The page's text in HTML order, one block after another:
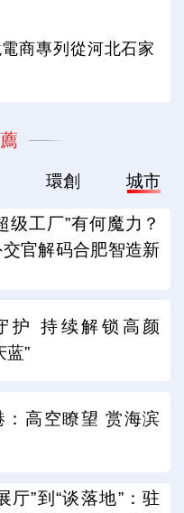
商專列從河北石家
環創 城市
级工厂”有何魔力？
官解码合肥智造新
护 持续解锁高颜
蓝”
：高空瞭望 赏海滨
厅”到“谈落地”：驻